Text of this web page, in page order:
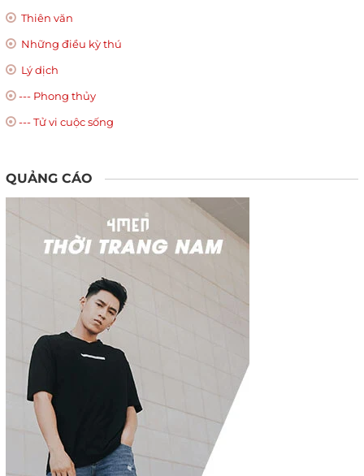
Thiên văn
Những điều kỳ thú
Lý dịch
--- Phong thủy
--- Tử vi cuộc sống
QUẢNG CÁO